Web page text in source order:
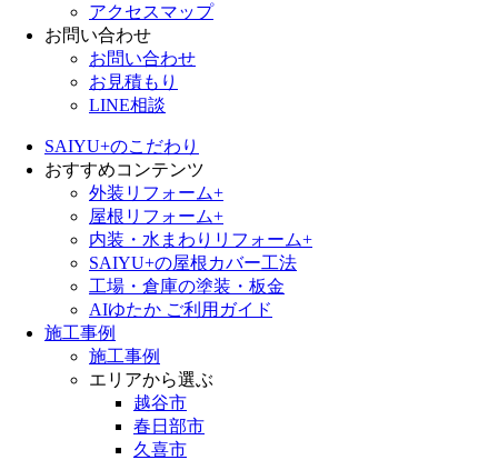
アクセスマップ
お問い合わせ
お問い合わせ
お見積もり
LINE相談
SAIYU+のこだわり
おすすめコンテンツ
外装リフォーム+
屋根リフォーム+
内装・水まわりリフォーム+
SAIYU+の屋根カバー工法
工場・倉庫の塗装・板金
AIゆたか ご利用ガイド
施工事例
施工事例
エリアから選ぶ
越谷市
春日部市
久喜市